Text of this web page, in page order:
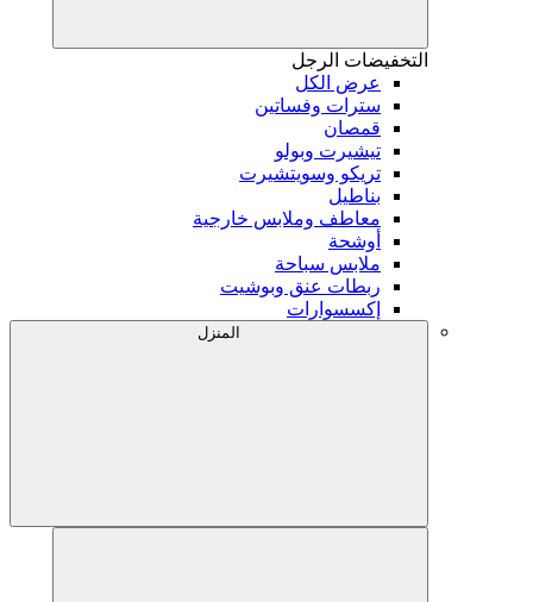
التخفيضات الرجل
عرض الكل
سترات وفساتين
قمصان
تيشيرت وبولو
تريكو وسويتشيرت
بناطيل
معاطف وملابس خارجية
أوشحة
ملابس سباحة
ربطات عنق وبوشيت
إكسسوارات
المنزل